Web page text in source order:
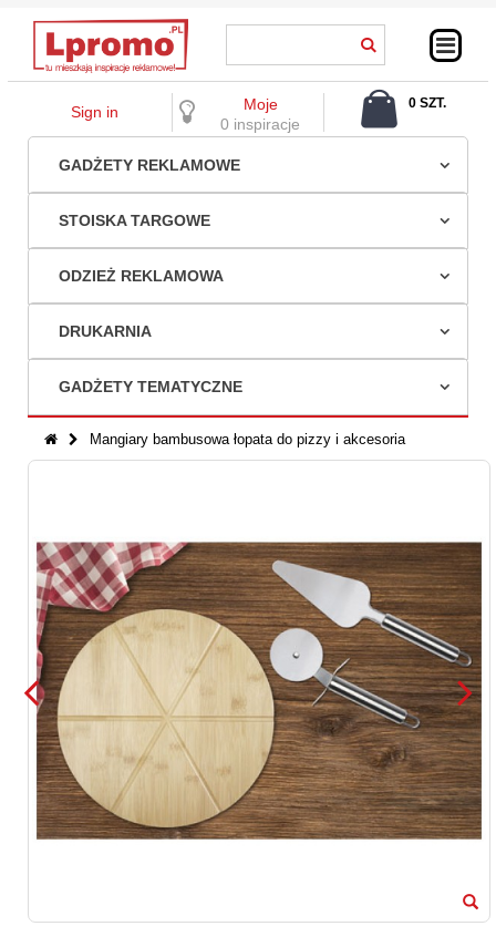
Sign in
Moje
0 inspiracje
0 SZT.
GADŻETY REKLAMOWE
STOISKA TARGOWE
ODZIEŻ REKLAMOWA
DRUKARNIA
GADŻETY TEMATYCZNE
Mangiary bambusowa łopata do pizzy i akcesoria